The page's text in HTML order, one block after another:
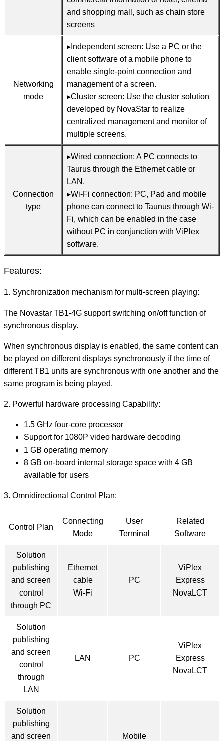
and shopping mall, such as chain store
screens
Networking
mode
▸Independent screen: Use a PC or the
client software of a mobile phone to
enable single-point connection and
management of a screen.
▸Cluster screen: Use the cluster solution
developed by NovaStar to realize
centralized management and monitor of
multiple screens.
Connection
type
▸Wired connection: A PC connects to
Taurus through the Ethernet cable or
LAN.
▸Wi-Fi connection: PC, Pad and mobile
phone can connect to Taunus through Wi-
Fi, which can be enabled in the case
without PC in conjunction with ViPlex
software.
Features:
1. Synchronization mechanism for multi-screen playing:
The Novastar TB1-4G support switching on/off function of
synchronous display.
When synchronous display is enabled, the same content can
be played on different displays synchronously if the time of
different TB1 units are synchronous with one another and the
same program is being played.
2. Powerful hardware processing Capability:
1.5 GHz four-core processor
Support for 1080P video hardware decoding
1 GB operating memory
8 GB on-board internal storage space with 4 GB
available for users
3. Omnidirectional Control Plan:
Control Plan
Connecting
Mode
User
Terminal
Related
Software
Solution
publishing
and screen
control
through PC
Ethernet
cable
Wi-Fi
PC
ViPlex
Express
NovaLCT
Solution
publishing
and screen
control
through
LAN
LAN PC
ViPlex
Express
NovaLCT
Solution
publishing
and screen
Mobile